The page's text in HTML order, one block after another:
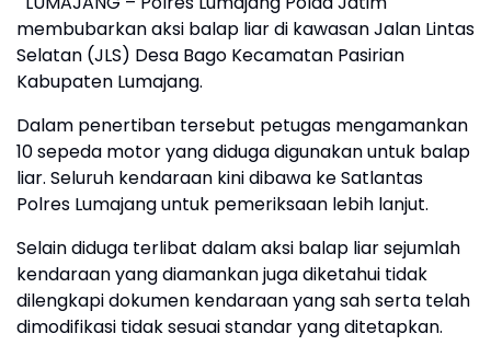
membubarkan aksi balap liar di kawasan Jalan Lintas
Selatan (JLS) Desa Bago Kecamatan Pasirian
Kabupaten Lumajang.
Dalam penertiban tersebut petugas mengamankan
10 sepeda motor yang diduga digunakan untuk balap
liar. Seluruh kendaraan kini dibawa ke Satlantas
Polres Lumajang untuk pemeriksaan lebih lanjut.
Selain diduga terlibat dalam aksi balap liar sejumlah
kendaraan yang diamankan juga diketahui tidak
dilengkapi dokumen kendaraan yang sah serta telah
dimodifikasi tidak sesuai standar yang ditetapkan.